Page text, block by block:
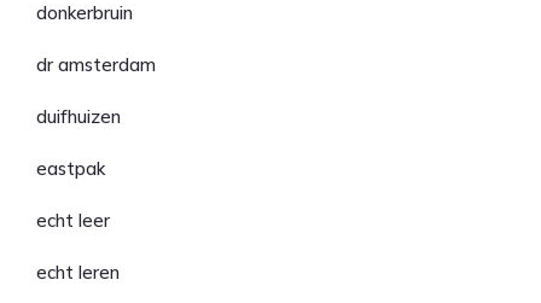
donkerbruin
dr amsterdam
duifhuizen
eastpak
echt leer
echt leren